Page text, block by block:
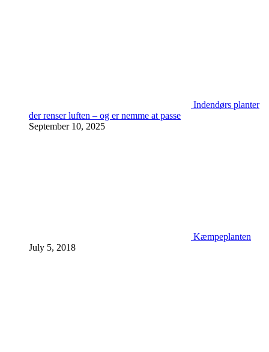
Indendørs planter
der renser luften – og er nemme at passe
September 10, 2025
Kæmpeplanten
July 5, 2018